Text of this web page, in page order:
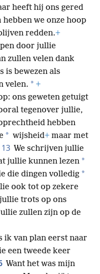
heeft hij ons gered
we onze hoop
redden.+
door jullie
zullen velen dank
is bewezen als
velen. * +
ons geweten getuigt
tegenover jullie,
hebben
* wijsheid+ maar met
13 We schrijven jullie
jullie kunnen lezen *
die dingen volledig *
ook tot op zekere
trots op ons
zullen zijn op de
ik van plan eerst naar
een tweede keer
Want het was mijn